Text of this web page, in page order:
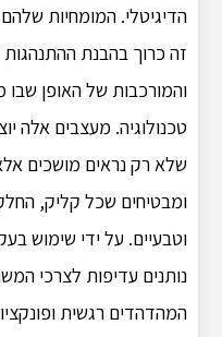
הדיגיטלי. המומחיות
זה כרוך בהבנת ההתנהגות
והמורכבות של האופן
טכנולוגיה. מעצבים אלה
שלא רק נראים מושכים
ומבטיחים שכל קליק,
וטבעיים. על ידי שימוש
נותנים עדיפות לצרכי
המהדהדים רגשית